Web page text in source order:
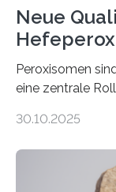
Neue
Peroxisomen
eine zentrale
erfüllen können,
der Ruhr-
und Dr. Ismaila
30.10.2025